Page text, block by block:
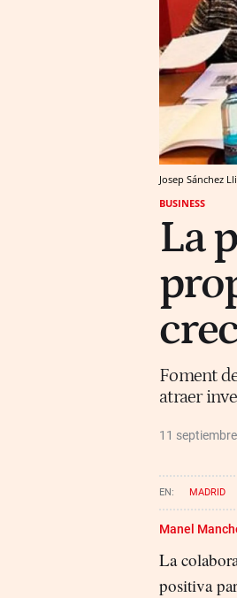
Josep Sánchez
BUSINESS
La
Foment
atraer
11
MADRID
JOSEP
Manel
La
positiva